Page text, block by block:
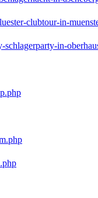
clubtour-in-
in-